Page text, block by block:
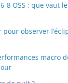
8 OSS : que vaut
observer
macro